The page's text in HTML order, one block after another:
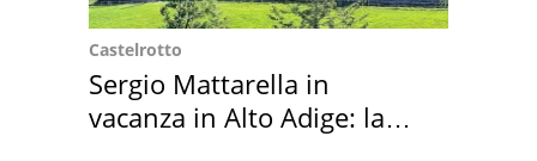
Castelrotto
Sergio Mattarella in
vacanza in Alto Adige: la